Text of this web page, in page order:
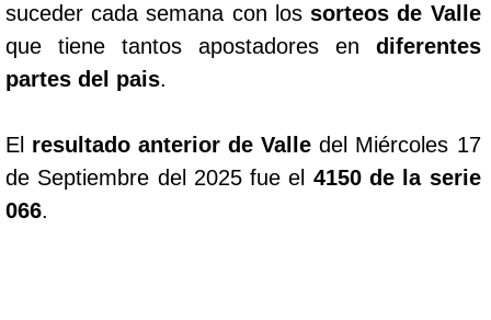
suceder cada semana con lossorteos de Valle
que tiene tantos apostadores en diferentes
partes del pais.
El resultado anterior de Valle del Miércoles 17
de Septiembre del 2025 fue el 4150 de la serie
066.